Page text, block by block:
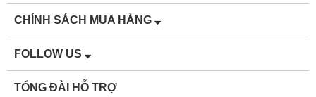
CHÍNH SÁCH MUA HÀNG
FOLLOW US
TỔNG ĐÀI HỖ TRỢ